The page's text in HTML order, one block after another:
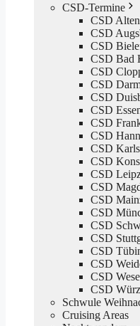
CSD-Termine
CSD
CSD
CSD
CSD Bad
CSD
CSD
CSD
CSD
CSD
CSD
CSD
CSD
CSD
CSD
CSD
CSD
CSD
CSD
CSD
CSD
CSD
CSD
Schwule
Cruising Areas